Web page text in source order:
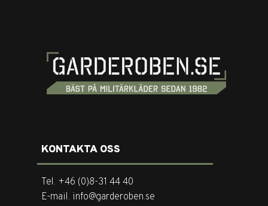
KONTAKTA OSS
Tel. +46 (0)8-31 44 40
E-mail. info@garderoben.se